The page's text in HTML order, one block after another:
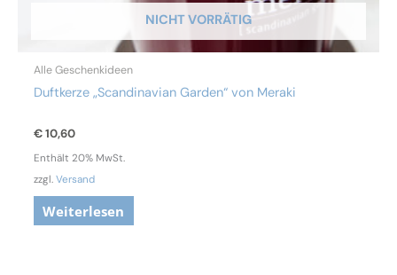
NICHT VORRÄTIG
Alle Geschenkideen
Duftkerze „Scandinavian Garden“ von Meraki
€10,60
Enthält 20% MwSt.
zzgl.Versand
Weiterlesen